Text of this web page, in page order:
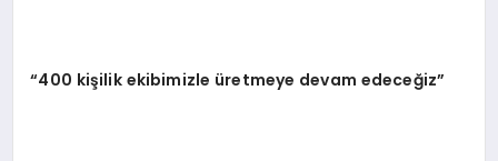
“400 kişilik ekibimizle üretmeye devam edeceğiz”